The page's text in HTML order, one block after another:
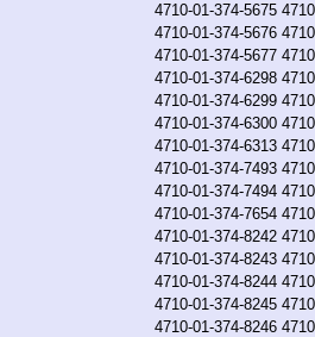
4710-01-374-5675
4710-01-374-5676
4710-01-374-5677
4710-01-374-6298
4710-01-374-6299
4710-01-374-6300
4710-01-374-6313
4710-01-374-7493
4710-01-374-7494
4710-01-374-7654
4710-01-374-8242
4710-01-374-8243
4710-01-374-8244
4710-01-374-8245
4710-01-374-8246